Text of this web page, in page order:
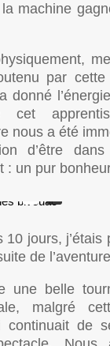
machine
par cette
donné
nous a été
d’être dans
: un pur
10 jours, j’étais
de
une belle
malgré
continuait de